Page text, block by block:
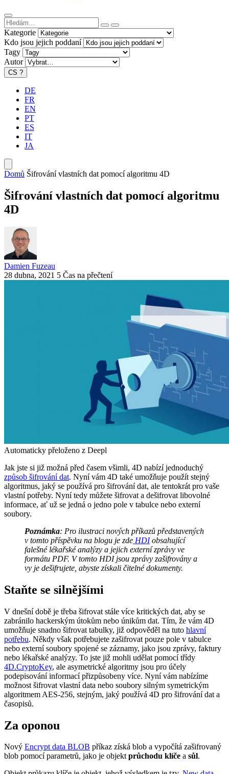
Kategorie
Kdo jsou jejich poddaní
Tagy
Autor
CS ?
DE
FR
EN
PT
ES
IT
JA
Domů Šifrování vlastních dat pomocí algoritmu 4D
Šifrování vlastních dat pomocí algoritmu
4D
Damien Fuzeau
28 dubna, 2021 5 Čas na přečtení
Automaticky přeloženo z Deepl
Jak jste si již možná před časem všimli, 4D nabízí jednoduchý
způsob šifrování dat. Nyní vám 4D také umožňuje použít stejný
algoritmus, jaký se používá pro šifrování dat, ale tentokrát pro vaše
vlastní potřeby. Nyní tedy můžete šifrovat a dešifrovat libovolné
informace, ať už se jedná o jedno pole v tabulce nebo externí
soubory.
Poznámka: Pro ilustraci nových příkazů představených
v tomto příspěvku na blogu je zde HDIobsahující
falešné lékařské analýzy a jejich externí zprávy ve
formátu PDF. V tomto HDI jsou zprávy zašifrovány a
vy je dešifrujete, abyste získali čitelné dokumenty.
Staňte se silnějšími
V dnešní době je třeba šifrovat stále více kritických dat, aby se
zabránilo hackerským útokům nebo únikům dat. Tím, že vám 4D
umožňuje snadno šifrovat tabulky, již odpověděl na tuto hlavní
potřebu. Někdy však potřebujete zašifrovat pouze pole v tabulce
nebo externí soubory spojené se záznamy, jako jsou zprávy, faktury
nebo lékařské analýzy. To jste již mohli udělat pomocí třídy
4D.CryptoKey, ale asymetrické algoritmy jsou pro účely
podepisování informací přizpůsobeny více. Nyní vám nabízíme
možnost šifrovat vlastní data nebo soubory silným symetrickým
algoritmem AES-256, stejným, jaký používá 4D pro šifrování dat a
časopisů.
Za oponou
Nový Encrypt data BLOB příkaz získá blob a vypočítá zašifrovaný
blob pomocí parametrů, jako je objektprůchodu klíče a sůl.